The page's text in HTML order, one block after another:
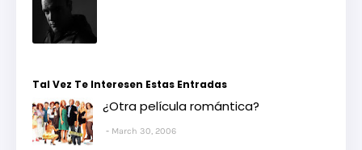
Tal Vez Te Interesen Estas Entradas
¿Otra película romántica?
March 30, 2006